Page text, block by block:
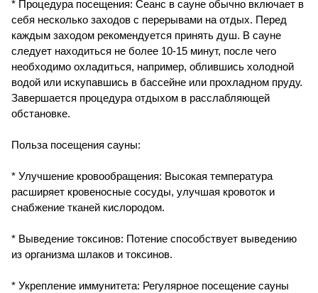
* Процедура посещения: Сеанс в сауне обычно включает в
себя несколько заходов с перерывами на отдых. Перед
каждым заходом рекомендуется принять душ. В сауне
следует находиться не более 10-15 минут, после чего
необходимо охладиться, например, облившись холодной
водой или искупавшись в бассейне или прохладном пруду.
Завершается процедура отдыхом в расслабляющей
обстановке.
Польза посещения сауны:
* Улучшение кровообращения: Высокая температура
расширяет кровеносные сосуды, улучшая кровоток и
снабжение тканей кислородом.
* Выведение токсинов: Потение способствует выведению
из организма шлаков и токсинов.
* Укрепление иммунитета: Регулярное посещение сауны